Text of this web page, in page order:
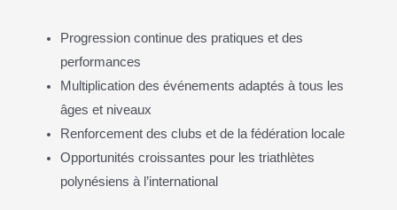
Progression continue des pratiques et des
performances
Multiplication des événements adaptés à tous les
âges et niveaux
Renforcement des clubs et de la fédération locale
Opportunités croissantes pour les triathlètes
polynésiens à l’international